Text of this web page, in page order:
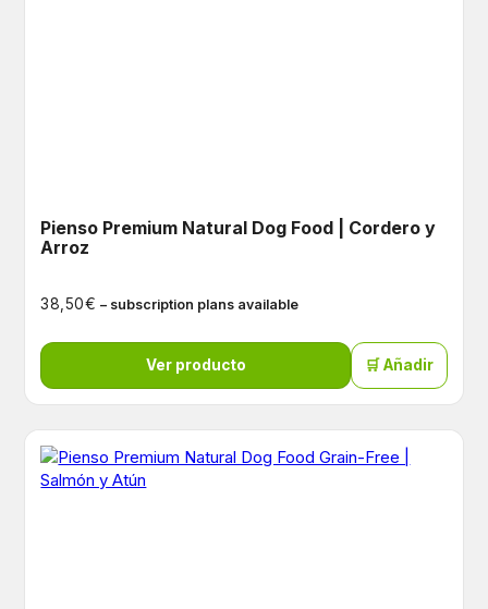
Pienso Premium Natural Dog Food | Cordero y
Arroz
38,50€ – subscription plans available
Ver producto 🛒 Añadir